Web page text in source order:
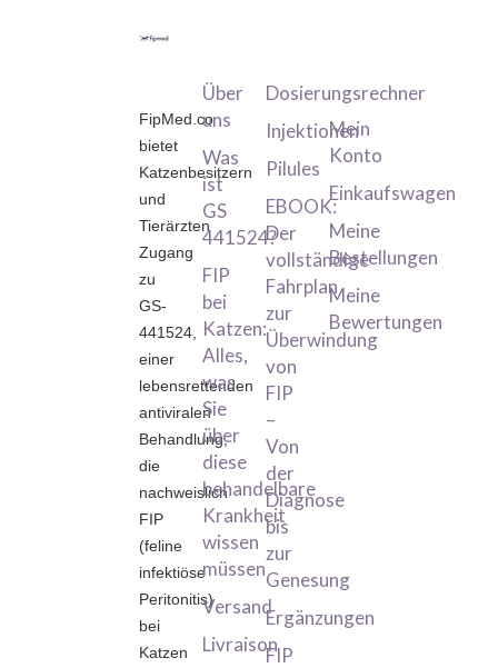
FipMed.co
bietet
Katzenbesitzern
und
Tierärzten
Zugang
zu
GS-
441524,
einer
lebensrettenden
antiviralen
Behandlung,
die
nachweislich
FIP
(feline
infektiöse
Peritonitis)
bei
Katzen
Über
uns
Was
ist
GS
441524?
FIP
bei
Katzen:
Alles,
was
Sie
über
diese
behandelbare
Krankheit
wissen
müssen
Versand
Livraison
Dosierungsrechner
Injektionen
Pilules
EBOOK:
Der
vollständige
Fahrplan
zur
Überwindung
von
FIP
–
Von
der
Diagnose
bis
zur
Genesung
Ergänzungen
FIP
Mein
Konto
Einkaufswagen
Meine
Bestellungen
Meine
Bewertungen